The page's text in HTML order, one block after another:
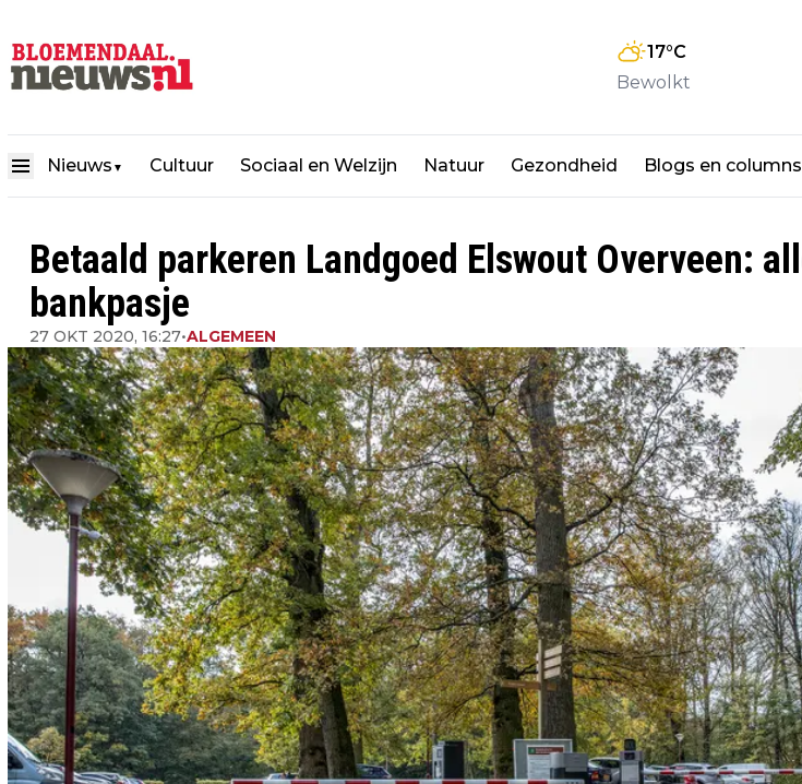
17°C
Bewolkt
Nieuws ▼ Cultuur Sociaal en Welzijn Natuur Gezondheid Blogs en columns
Betaald parkeren Landgoed Elswout Overveen:
bankpasje
27 OKT 2020, 16:27•ALGEMEEN